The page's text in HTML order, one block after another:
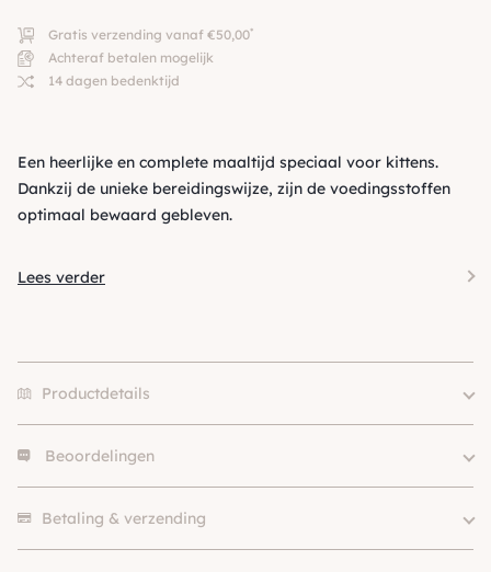
Gratis verzending vanaf €50,00*
Achteraf betalen mogelijk
14 dagen bedenktijd
Een heerlijke en complete maaltijd speciaal voor kittens.
Dankzij de unieke bereidingswijze, zijn de voedingsstoffen
optimaal bewaard gebleven.
Lees verder
Productdetails
Merk
Eiwitbron
Kip, Tonijn
Levensfase
Beoordelingen
Betaling & verzending